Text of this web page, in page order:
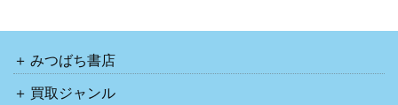
みつばち書店
買取ジャンル